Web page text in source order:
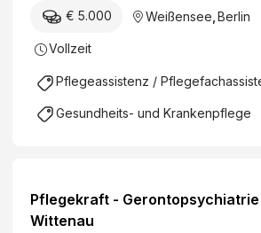
€ 5.000 Weißensee Berlin
Vollzeit
Pflegeassistenz /
Gesundheits- und Krankenpflege
Pflegekraft -
Wittenau